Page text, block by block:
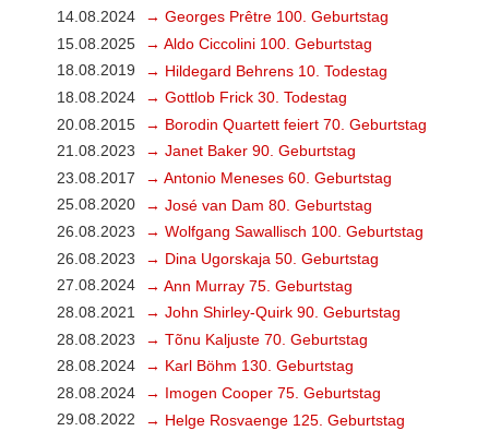
14.08.2024
→ Georges Prêtre 100. Geburtstag
15.08.2025
→ Aldo Ciccolini 100. Geburtstag
18.08.2019
→ Hildegard Behrens 10. Todestag
18.08.2024
→ Gottlob Frick 30. Todestag
20.08.2015
→ Borodin Quartett feiert 70. Geburtstag
21.08.2023
→ Janet Baker 90. Geburtstag
23.08.2017
→ Antonio Meneses 60. Geburtstag
25.08.2020
→ José van Dam 80. Geburtstag
26.08.2023
→ Wolfgang Sawallisch 100. Geburtstag
26.08.2023
→ Dina Ugorskaja 50. Geburtstag
27.08.2024
→ Ann Murray 75. Geburtstag
28.08.2021
→ John Shirley-Quirk 90. Geburtstag
28.08.2023
→ Tõnu Kaljuste 70. Geburtstag
28.08.2024
→ Karl Böhm 130. Geburtstag
28.08.2024
→ Imogen Cooper 75. Geburtstag
29.08.2022
→ Helge Rosvaenge 125. Geburtstag